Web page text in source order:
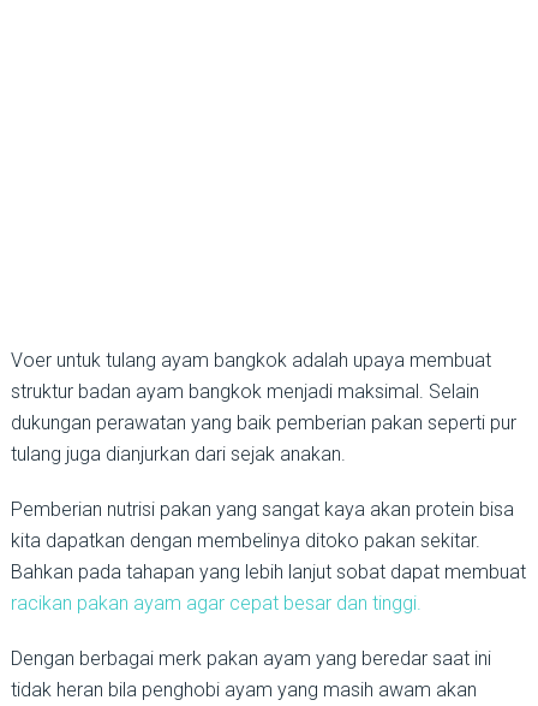
Voer untuk tulang ayam bangkok adalah upaya membuat
struktur badan ayam bangkok menjadi maksimal. Selain
dukungan perawatan yang baik pemberian pakan seperti pur
tulang juga dianjurkan dari sejak anakan.
Pemberian nutrisi pakan yang sangat kaya akan protein bisa
kita dapatkan dengan membelinya ditoko pakan sekitar.
Bahkan pada tahapan yang lebih lanjut sobat dapat membuat
racikan pakan ayam agar cepat besar dan tinggi.
Dengan berbagai merk pakan ayam yang beredar saat ini
tidak heran bila penghobi ayam yang masih awam akan